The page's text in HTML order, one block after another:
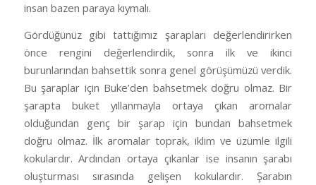
insan bazen paraya kıymalı.
Gördüğünüz gibi tattığımız şarapları değerlendirirken
önce rengini değerlendirdik, sonra ilk ve ikinci
burunlarından bahsettik sonra genel görüşümüzü verdik.
Bu şaraplar için Buke’den bahsetmek doğru olmaz. Bir
şarapta buket yıllanmayla ortaya çıkan aromalar
olduğundan genç bir şarap için bundan bahsetmek
doğru olmaz. İlk aromalar toprak, iklim ve üzümle ilgili
kokulardır. Ardından ortaya çıkanlar ise insanın şarabı
oluşturması sırasında gelişen kokulardır. Şarabın